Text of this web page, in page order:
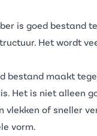
is goed bestand
Het wordt
bestand maakt
Het is niet alleen
of sneller
vorm.